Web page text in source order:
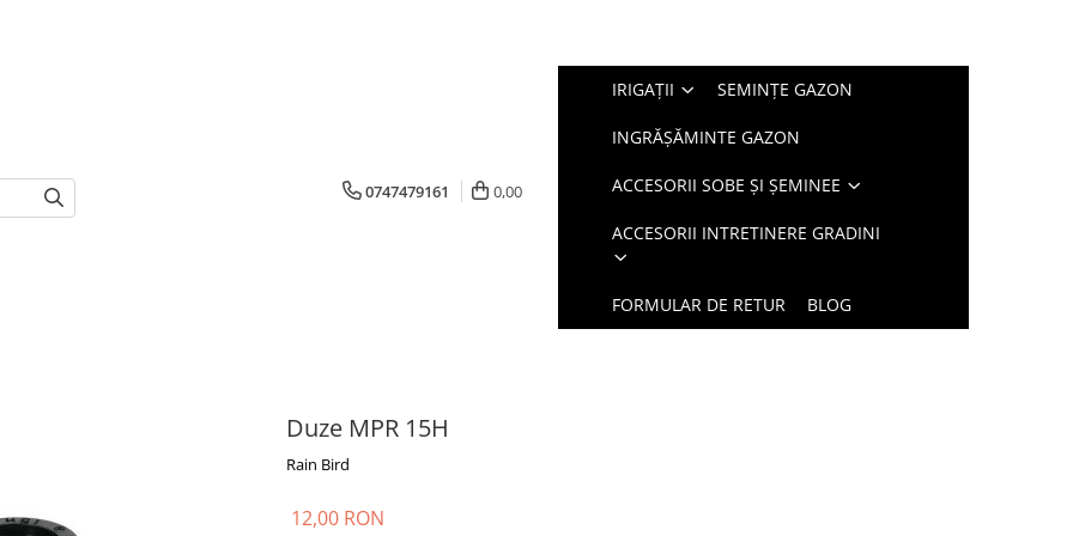
0747479161 0,00
IRIGAȚII SEMINȚE GAZON
INGRĂȘĂMINTE GAZON
ACCESORII SOBE ȘI ȘEMINEE
ACCESORII INTRETINERE GRADINI
FORMULAR DE RETUR BLOG
Duze MPR 15H
Rain Bird
12,00 RON